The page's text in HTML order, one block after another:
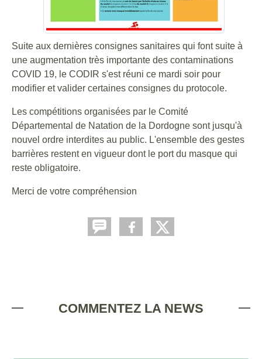
Suite aux dernières consignes sanitaires qui font suite à
une augmentation très importante des contaminations
COVID 19, le CODIR s'est réuni ce mardi soir pour
modifier et valider certaines consignes du protocole.
Les compétitions organisées par le Comité
Départemental de Natation de la Dordogne sont jusqu'à
nouvel ordre interdites au public. L'ensemble des gestes
barrières restent en vigueur dont le port du masque qui
reste obligatoire.
Merci de votre compréhension
COMMENTEZ LA NEWS